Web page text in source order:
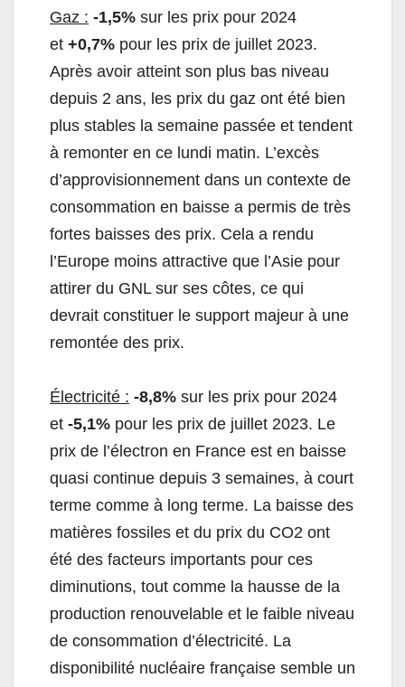
Gaz : -1,5% sur les prix pour 2024
et +0,7% pour les prix de juillet 2023.
Après avoir atteint son plus bas niveau
depuis 2 ans, les prix du gaz ont été bien
plus stables la semaine passée et tendent
à remonter en ce lundi matin. L’excès
d’approvisionnement dans un contexte de
consommation en baisse a permis de très
fortes baisses des prix. Cela a rendu
l’Europe moins attractive que l’Asie pour
attirer du GNL sur ses côtes, ce qui
devrait constituer le support majeur à une
remontée des prix.
Électricité : -8,8% sur les prix pour 2024
et -5,1% pour les prix de juillet 2023. Le
prix de l’électron en France est en baisse
quasi continue depuis 3 semaines, à court
terme comme à long terme. La baisse des
matières fossiles et du prix du CO2 ont
été des facteurs importants pour ces
diminutions, tout comme la hausse de la
production renouvelable et le faible niveau
de consommation d’électricité. La
disponibilité nucléaire française semble un